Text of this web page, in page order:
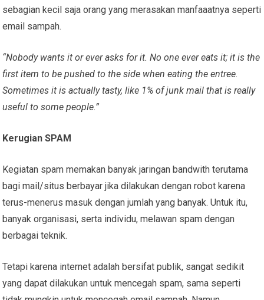
sebagian kecil saja orang yang merasakan manfaaatnya seperti
email sampah.
“Nobody wants it or ever asks for it. No one ever eats it; it is the
first item to be pushed to the side when eating the entree.
Sometimes it is actually tasty, like 1% of junk mail that is really
useful to some people.”
Kerugian SPAM
Kegiatan spam memakan banyak jaringan bandwith terutama
bagi mail/situs berbayar jika dilakukan dengan robot karena
terus-menerus masuk dengan jumlah yang banyak. Untuk itu,
banyak organisasi, serta individu, melawan spam dengan
berbagai teknik.
Tetapi karena internet adalah bersifat publik, sangat sedikit
yang dapat dilakukan untuk mencegah spam, sama seperti